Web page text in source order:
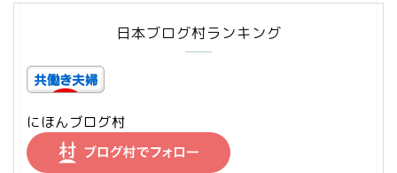
日本ブログ村ランキング
にほんブログ村
家計管理